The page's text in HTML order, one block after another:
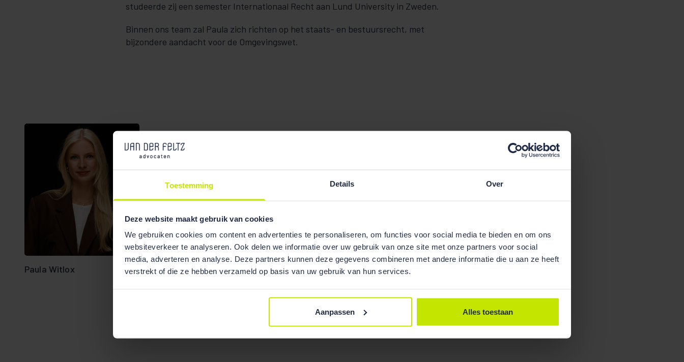
Toestemming Details Over
Deze website maakt gebruik van cookies
We gebruiken cookies om content en advertenties te personaliseren, om functies voor social media te bieden en om ons
websiteverkeer te analyseren. Ook delen we informatie over uw gebruik van onze site met onze partners voor social
media, adverteren en analyse. Deze partners kunnen deze gegevens combineren met andere informatie die u aan ze heeft
verstrekt of die ze hebben verzameld op basis van uw gebruik van hun services.
Aanpassen Alles toestaan
studeerde zij een semester Internationaal Recht aan Lund University in Zweden.
Binnen ons team zal Paula zich richten op het staats- en bestuursrecht, met
bijzondere aandacht voor de Omgevingswet.
Paula Witlox
Bekijk team
overzicht